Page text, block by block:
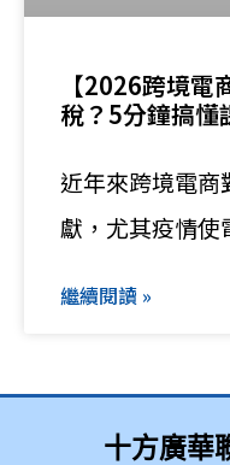
【2026跨境
稅？5分鐘搞懂
近年來跨境電商
獻，尤其疫情使
繼續閱讀 »
十方廣華